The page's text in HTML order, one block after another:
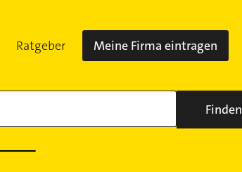
Ratgeber Meine Firma eintragen
Finden